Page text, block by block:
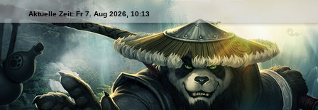
Aktuelle Zeit: Fr 7. Aug 2026, 10:13